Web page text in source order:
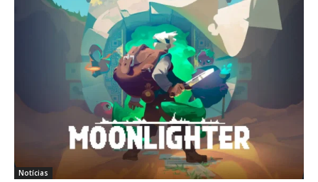
Notícias